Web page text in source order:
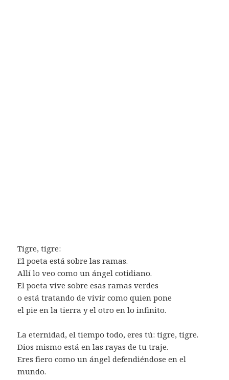
Tigre, tigre:
El poeta está sobre las ramas.
Allí lo veo como un ángel cotidiano.
El poeta vive sobre esas ramas verdes
o está tratando de vivir como quien pone
el pie en la tierra y el otro en lo infinito.
La eternidad, el tiempo todo, eres tú: tigre, tigre.
Dios mismo está en las rayas de tu traje.
Eres fiero como un ángel defendiéndose en el
mundo.